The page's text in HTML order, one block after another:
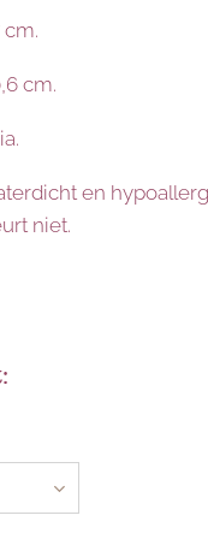
cm.
cm.
en
niet.